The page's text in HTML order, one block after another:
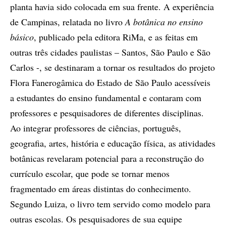
planta havia sido colocada em sua frente. A experiência
de Campinas, relatada no livro A botânica no ensino
básico, publicado pela editora RiMa, e as feitas em
outras três cidades paulistas – Santos, São Paulo e São
Carlos -, se destinaram a tornar os resultados do projeto
Flora Fanerogâmica do Estado de São Paulo acessíveis
a estudantes do ensino fundamental e contaram com
professores e pesquisadores de diferentes disciplinas.
Ao integrar professores de ciências, português,
geografia, artes, história e educação física, as atividades
botânicas revelaram potencial para a reconstrução do
currículo escolar, que pode se tornar menos
fragmentado em áreas distintas do conhecimento.
Segundo Luiza, o livro tem servido como modelo para
outras escolas. Os pesquisadores de sua equipe